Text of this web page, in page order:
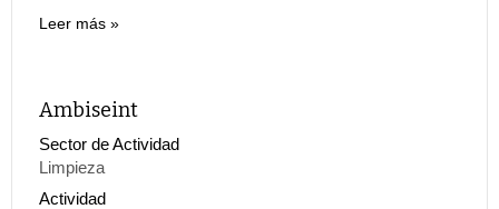
Leer más
Ambiseint
Sector de Actividad
Limpieza
Actividad